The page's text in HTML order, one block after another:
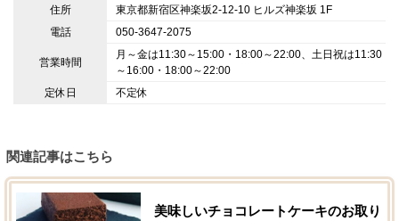
住所
東京都新宿区神楽坂2-12-10 ヒルズ神楽坂 1F
電話
050-3647-2075
営業時間
月～金は11:30～15:00・18:00～22:00、土日祝は11:30
～16:00・18:00～22:00
定休日
不定休
関連記事はこちら
美味しいチョコレートケーキのお取り